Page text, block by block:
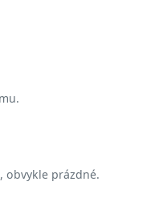
obvykle prázdné.